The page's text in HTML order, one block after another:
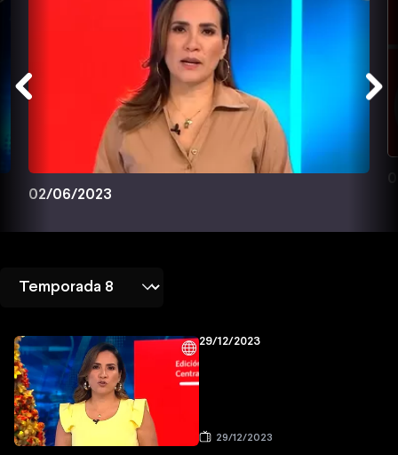
02/06/2023
29/12/2023
29/12/2023